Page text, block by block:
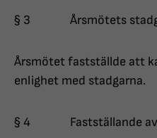
§ 3 Årsmötets
Årsmötet fastställde att
enlighet med stadgarna.
§ 4 Fastställande av